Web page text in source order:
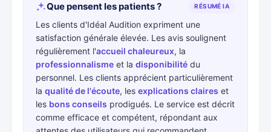
Que pensent les patients ? RÉSUMÉ IA
Les clients d'Idéal Audition expriment une
satisfaction générale élevée. Les avis soulignent
régulièrement l'accueil chaleureux, la
professionnalisme et la disponibilité du
personnel. Les clients apprécient particulièrement
la qualité de l'écoute, les explications claires et
les bons conseils prodigués. Le service est décrit
comme efficace et compétent, répondant aux